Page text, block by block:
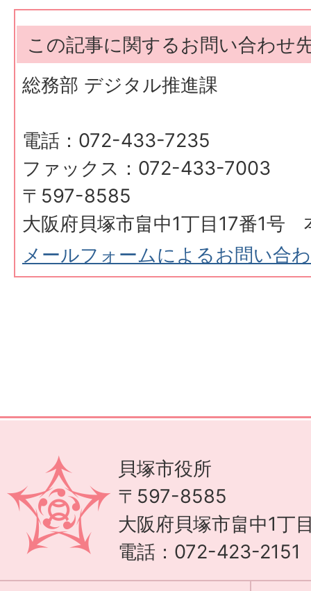
この記事に関するお問い合わせ
総務部 デジタル推進課
電話：072-433-7235
ファックス：072-433-7003
〒597-8585
大阪府貝塚市畠中1丁目17番1号
メールフォームによるお問い合
貝塚市役所
〒597-8585
大阪府貝塚市畠中1丁
電話：072-423-2151